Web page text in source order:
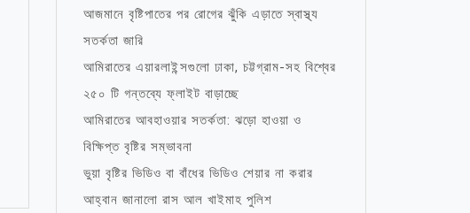
আজমানে বৃষ্টিপাতের পর রোগের ঝুঁকি এড়াতে স্বাস্থ্য
সতর্কতা জারি
আমিরাতের এয়ারলাইন্সগুলো ঢাকা, চট্টগ্রাম-সহ বিশ্বের
২৫০ টি গন্তব্যে ফ্লাইট বাড়াচ্ছে
আমিরাতের আবহাওয়ার সতর্কতা: ঝড়ো হাওয়া ও
বিক্ষিপ্ত বৃষ্টির সম্ভাবনা
ভুয়া বৃষ্টির ভিডিও বা বাঁধের ভিডিও শেয়ার না করার
আহ্বান জানালো রাস আল খাইমাহ পুলিশ